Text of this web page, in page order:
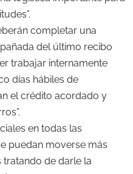
completar una
del último recibo
trabajar internamente
días hábiles de
el crédito acordado y
en todas las
puedan moverse más
de darle la